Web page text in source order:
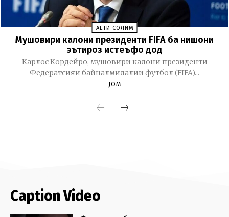
Caption Video